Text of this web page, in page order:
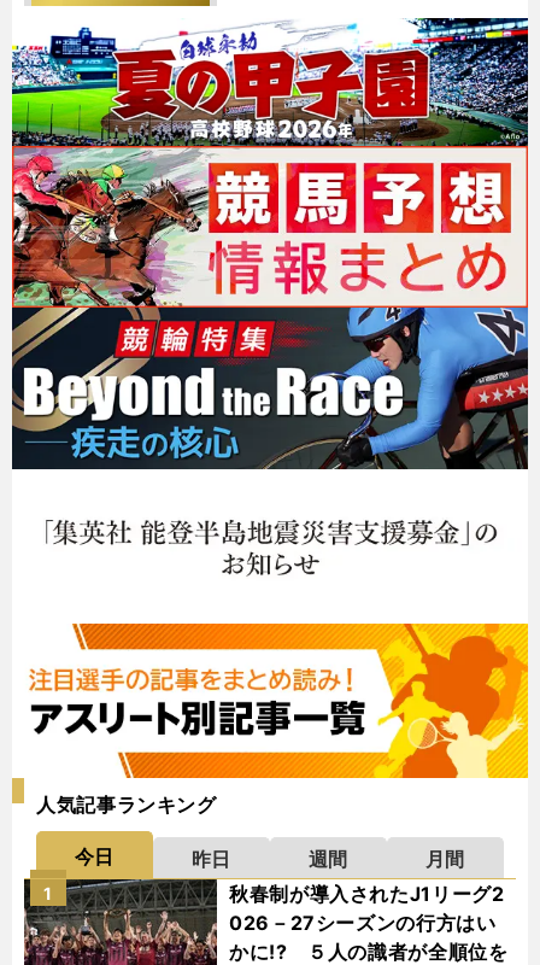
人気記事ランキング
今日 昨日 週間
月間
秋春制が導入されたJ1リーグ2
026－27シーズンの行方はい
かに!? ５人の識者が全順位を
1